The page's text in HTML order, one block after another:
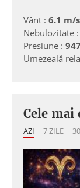
Vânt : 6.1 m/
Nebulozitate :
Presiune :
Umezeală
Cele mai
AZI 7 ZILE